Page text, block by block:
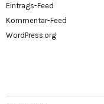
Eintrags-Feed
Kommentar-Feed
WordPress.org